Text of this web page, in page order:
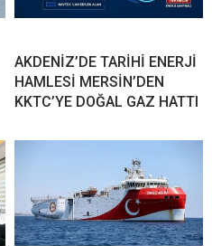
AKDENİZ’DE TARİHİ ENERJİ
HAMLESİ MERSİN’DEN
KKTC’YE DOĞAL GAZ HATTI